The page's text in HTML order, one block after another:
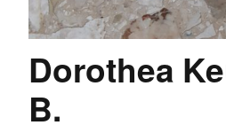
Dorothea
B.